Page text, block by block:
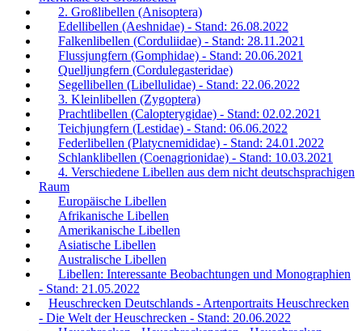
2. Großlibellen (Anisoptera)
Edellibellen (Aeshnidae) - Stand: 26.08.2022
Falkenlibellen (Corduliidae) - Stand: 28.11.2021
Flussjungfern (Gomphidae) - Stand: 20.06.2021
Quelljungfern (Cordulegasteridae)
Segellibellen (Libellulidae) - Stand: 22.06.2022
3. Kleinlibellen (Zygoptera)
Prachtlibellen (Calopterygidae) - Stand: 02.02.2021
Teichjungfern (Lestidae) - Stand: 06.06.2022
Federlibellen (Platycnemididae) - Stand: 24.01.2022
Schlanklibellen (Coenagrionidae) - Stand: 10.03.2021
4. Verschiedene Libellen aus dem nicht deutschsprachigen
Raum
Europäische Libellen
Afrikanische Libellen
Amerikanische Libellen
Asiatische Libellen
Australische Libellen
Libellen: Interessante Beobachtungen und Monographien
- Stand: 21.05.2022
Heuschrecken Deutschlands - Artenportraits Heuschrecken
- Die Welt der Heuschrecken - Stand: 20.06.2022